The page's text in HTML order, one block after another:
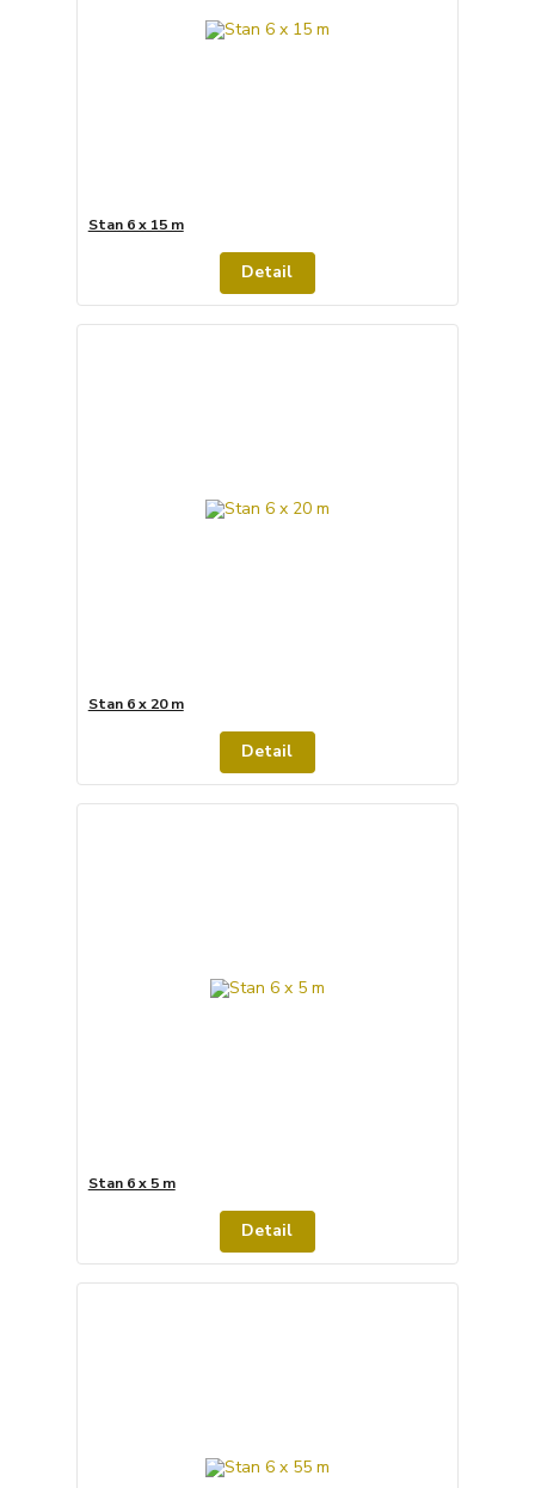
Stan 6 x 15 m
Detail
Stan 6 x 20 m
Detail
Stan 6 x 5 m
Detail